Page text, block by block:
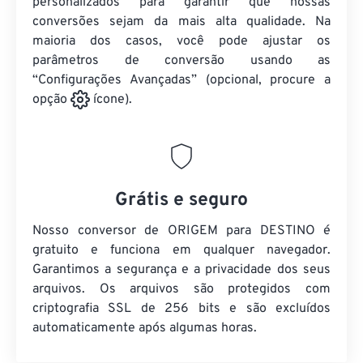
conversões sejam da mais alta qualidade. Na
maioria dos casos, você pode ajustar os
parâmetros de conversão usando as
“Configurações Avançadas” (opcional, procure a
opção
ícone).
Grátis e seguro
Nosso conversor de ORIGEM para DESTINO é
gratuito e funciona em qualquer navegador.
Garantimos a segurança e a privacidade dos seus
arquivos. Os arquivos são protegidos com
criptografia SSL de 256 bits e são excluídos
automaticamente após algumas horas.